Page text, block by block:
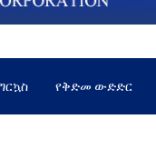
የቅድመ ውድድር